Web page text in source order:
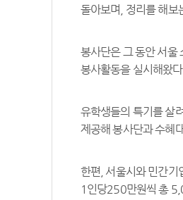
돌아보며, 정리를 해보
봉사단은 그 동안 서울
봉사활동을 실시해왔
유학생들의 특기를 살
제공해 봉사단과 수혜
한편, 서울시와 민간기
1인당250만원씩 총